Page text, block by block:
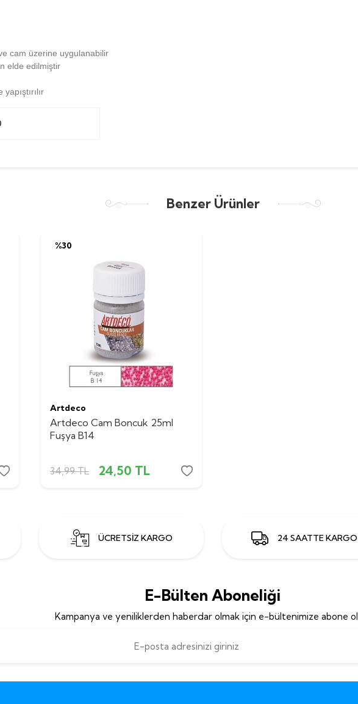
cam üzerine uygulanabilir
elde edilmiştir
Benzer Ürünler
%30
Artdeco
Artdeco Cam Boncuk 25ml
Fuşya B14
34,99TL 24,50 TL
ÜCRETSİZ KARGO 24 SAATTE KARGO
E-Bülten Aboneliği
Kampanya ve yeniliklerden haberdar olmak için e-bültenimize abone